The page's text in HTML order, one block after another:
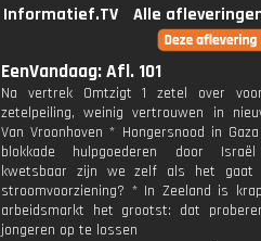
Informatief.TV
Alle
EenVandaag: Afl. 101
Na vertrek Omtzigt 1 zetel over
zetelpeiling, weinig vertrouwen in
Van Vroonhoven * Hongersnood in
blokkade hulpgoederen door
kwetsbaar zijn we zelf als het gaat
stroomvoorziening? * In Zeeland is
arbeidsmarkt het grootst: dat
jongeren op te lossen